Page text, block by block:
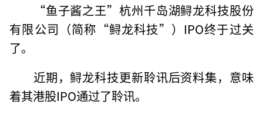
“鱼子酱之王”杭州千岛湖鲟龙科技股份
有限公司（简称“鲟龙科技”）IPO终于过关
了。
近期，鲟龙科技更新聆讯后资料集，意味
着其港股IPO通过了聆讯。